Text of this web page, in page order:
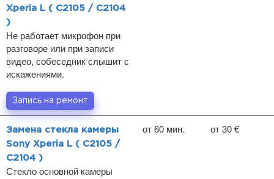
Xperia L ( C2105 / C2104
)
Не работает микрофон при
разговоре или при записи
видео, собеседник слышит с
искажениями.
Запись на ремонт
Замена стекла камеры
Sony Xperia L ( C2105 /
C2104 )
Стекло основной камеры
от 60 мин. от 30 €